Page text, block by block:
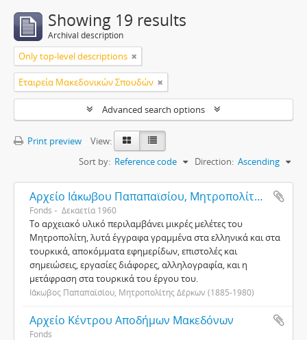
Showing 19 results
Archival description
Only top-level descriptions
Εταιρεία Μακεδονικών Σπουδών
Advanced search options
Print preview
View:
Sort by: Reference code Direction: Ascending
Αρχείο Ιάκωβου Παπαπαϊσίου, Μητροπολίτη Δέρκων
Fonds Δεκαετία 1960
Το αρχειακό υλικό περιλαμβάνει μικρές μελέτες του
Μητροπολίτη, λυτά έγγραφα γραμμένα στα ελληνικά και στα
τουρκικά, αποκόμματα εφημερίδων, επιστολές και
σημειώσεις, εργασίες διάφορες, αλληλογραφία, και η
μετάφραση στα τουρκικά του έργου του.
Ιάκωβος Παπαπαϊσίου, Μητροπολίτης Δέρκων (1885-1980)
Αρχείο Κέντρου Αποδήμων Μακεδόνων
Fonds